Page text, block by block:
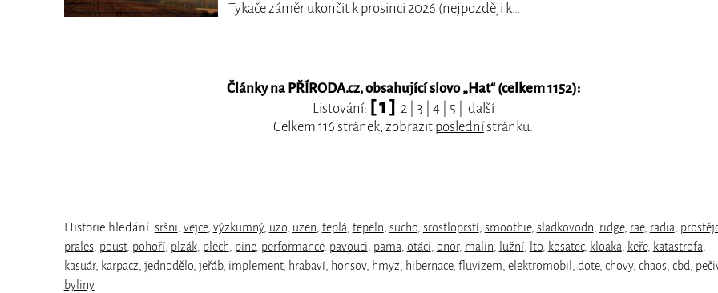
Tykače záměr ukončit k prosinci 2026 (nejpozději k…
Články na PŘÍRODA.cz, obsahující slovo „Hat“ (celkem 1152):
Listování: [ 1 ] 2 3 4 5
další
Celkem 116 stránek, zobrazit poslednístránku.
Historie hledání: sršni vejce, výzkumný, uzo, uzen teplá tepeln sucho, srostloprstí, smoothie, sladkovodn ridge, rae, radia
prales poust, pohoří, plzák, plech pine, performance, pavouci pama otáci onor, malin lužní, lto, kosatec, kloaka keře, katastrofa
kasuár, karpacz jednodělo, jeřáb, implement, hrabaví, honsov, hmyz hibernace, fluvizem elektromobil dote, chovy, chaos cbd
byliny